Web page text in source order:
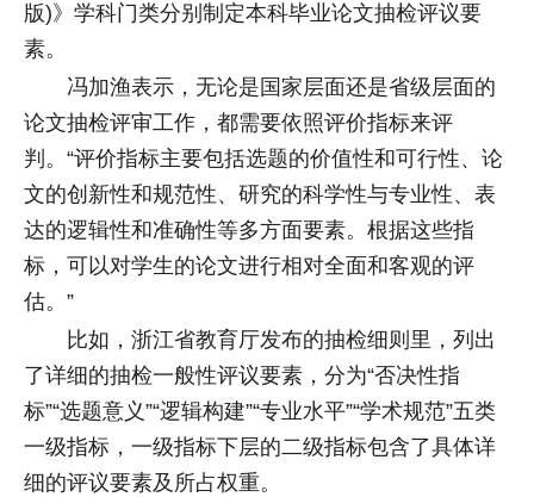
版)》学科门类分别制定本科毕业论文抽检评议要
素。
冯加渔表示，无论是国家层面还是省级层面的
论文抽检评审工作，都需要依照评价指标来评
判。“评价指标主要包括选题的价值性和可行性、论
文的创新性和规范性、研究的科学性与专业性、表
达的逻辑性和准确性等多方面要素。根据这些指
标，可以对学生的论文进行相对全面和客观的评
估。”
比如，浙江省教育厅发布的抽检细则里，列出
了详细的抽检一般性评议要素，分为“否决性指
标”“选题意义”“逻辑构建”“专业水平”“学术规范”五类
一级指标，一级指标下层的二级指标包含了具体详
细的评议要素及所占权重。